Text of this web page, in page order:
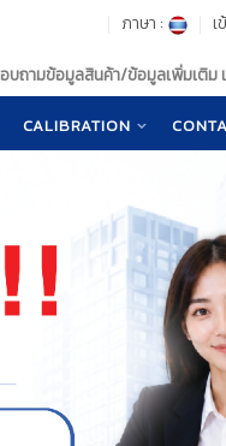
เ
ภาษา :
บถามข้อมูลสินค้า/ข้อมูลเพิ่มเติม
CALIBRATION